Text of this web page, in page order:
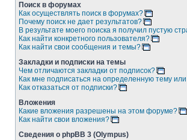
Поиск в форумах
Как осуществлять поиск в форумах?
Почему поиск не дает результатов?
В результате моего поиска я получил пустую
Как найти конкретного пользователя?
Как найти свои сообщения и темы?
Закладки и подписки на темы
Чем отличаются закладки от подписок?
Как мне подписаться на определенную тему
Как отказаться от подписки?
Вложения
Какие вложения разрешены на этом форуме?
Как найти свои вложения?
Сведения о phpBB 3 (Olympus)